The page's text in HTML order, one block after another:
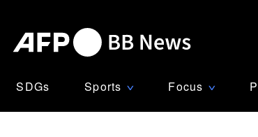
SDGs Sports ∨ Focus ∨